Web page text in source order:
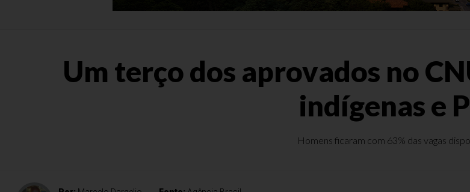
Um terço dos aprovados no
indígenas e
Homens ficaram com 63% das vagas